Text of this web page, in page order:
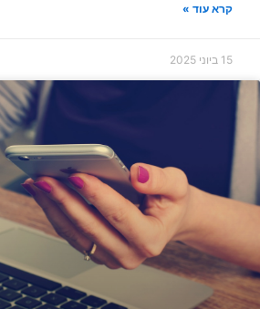
קרא עוד »
15 ביוני 2025